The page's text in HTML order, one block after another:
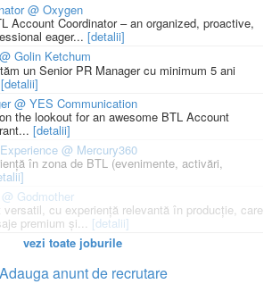
@ Oxygen
Account Coordinator – an organized, proactive,
eager... [detalii]
Golin Ketchum
un Senior PR Manager cu minimum 5 ani
[detalii]
@ YES Communication
the lookout for an awesome BTL Account
[detalii]
@ Mercury360
în zona de BTL (evenimente, activări,
Godmother
cu experiență relevantă în producție, care
premium și... [detalii]
vezi toate joburile
Adauga anunt de recrutare